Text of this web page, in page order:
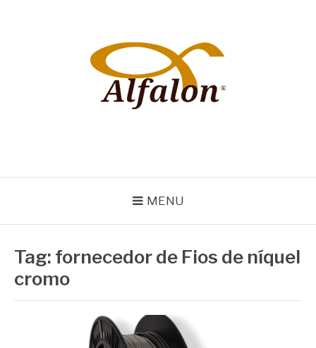
MENU
Tag: fornecedor de Fios de níquel
cromo